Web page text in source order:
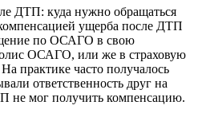
ДТП: куда нужно обращаться
ущерба после ДТП
по ОСАГО в свою
ОСАГО, или же в страховую
практике часто получалось
ответственность друг на
не мог получить компенсацию.